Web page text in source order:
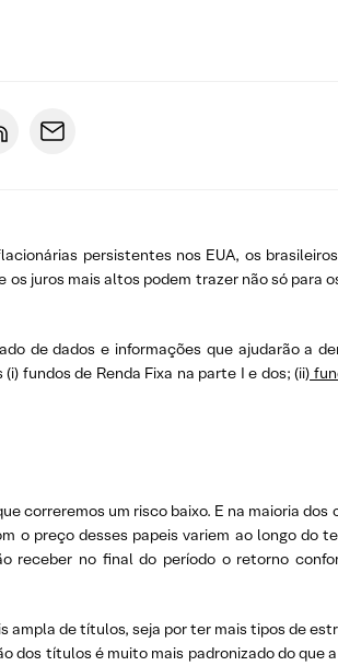
persistentes nos EUA, os
juros mais altos podem trazer não só para
de dados e informações que ajudarão a
fundos de Renda Fixa na parte I e dos; (ii)
correremos um risco baixo. E na maioria dos
o preço desses papeis variem ao longo do
receber no final do período o retorno
de títulos, seja por ter mais tipos de
dos títulos é muito mais padronizado do que